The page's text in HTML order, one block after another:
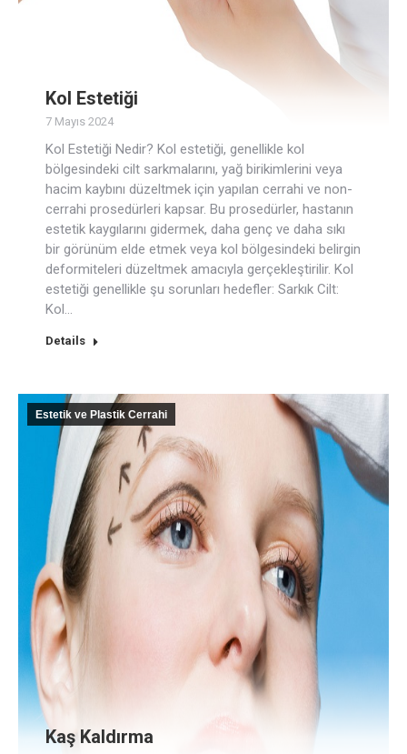
Kol Estetiği
7 Mayıs 2024
Kol Estetiği Nedir? Kol estetiği, genellikle kol
bölgesindeki cilt sarkmalarını, yağ birikimlerini veya
hacim kaybını düzeltmek için yapılan cerrahi ve non-
cerrahi prosedürleri kapsar. Bu prosedürler, hastanın
estetik kaygılarını gidermek, daha genç ve daha sıkı
bir görünüm elde etmek veya kol bölgesindeki belirgin
deformiteleri düzeltmek amacıyla gerçekleştirilir. Kol
estetiği genellikle şu sorunları hedefler: Sarkık Cilt:
Kol…
Details
Estetik ve Plastik Cerrahi
Kaş Kaldırma